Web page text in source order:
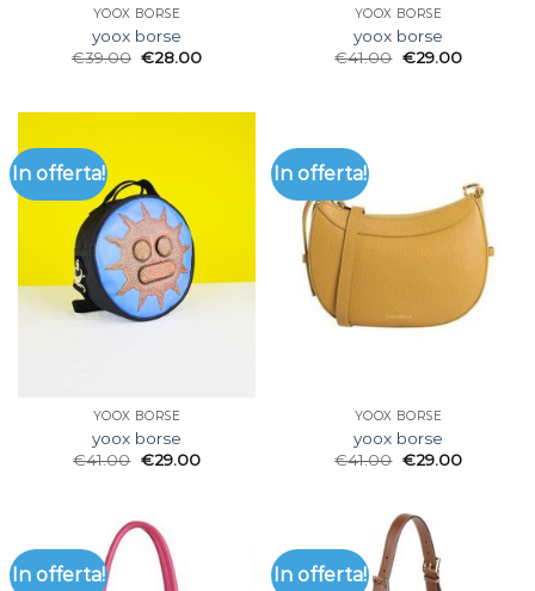
YOOX BORSE
yoox borse
€39.00 €28.00
YOOX BORSE
yoox borse
€41.00 €29.00
In offerta!
YOOX BORSE
yoox borse
€41.00 €29.00
In offerta!
YOOX BORSE
yoox borse
€41.00 €29.00
In offerta! In offerta!